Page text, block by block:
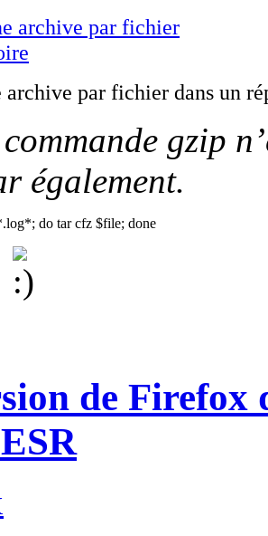
archive par fichier dans un
gzip
également.
.log*; do tarcfz $file; done
de Firefox